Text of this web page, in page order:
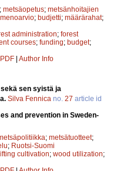
; metsäopetus; metsänhoitajien
; budjetti; määrärahat;
administration; forest
courses; funding; budget;
| Author Info
sen syistä ja
Silva Fennica no. 27 article id
and prevention in Sweden-
; metsätuotteet;
; Ruotsi-Suomi
cultivation; wood utilization;